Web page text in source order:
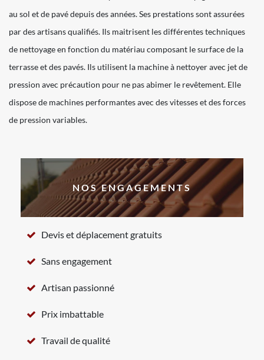
au sol et de pavé depuis des années. Ses prestations sont assurées
par des artisans qualifiés. Ils maitrisent les différentes techniques
de nettoyage en fonction du matériau composant le surface de la
terrasse et des pavés. Ils utilisent la machine à nettoyer avec jet de
pression avec précaution pour ne pas abimer le revêtement. Elle
dispose de machines performantes avec des vitesses et des forces
de pression variables.
NOS ENGAGEMENTS
Devis et déplacement gratuits
Sans engagement
Artisan passionné
Prix imbattable
Travail de qualité